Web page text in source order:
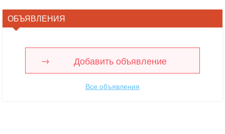
ОБЪЯВЛЕНИЯ
Добавить объявление
Все объявления